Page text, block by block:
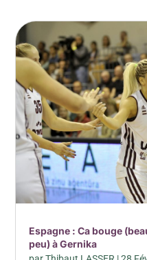
Espagne : Ca bouge
peu) à Gernika